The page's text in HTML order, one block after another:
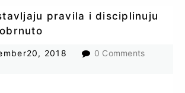
pravila i disciplinuju
20, 2018 0 Comments